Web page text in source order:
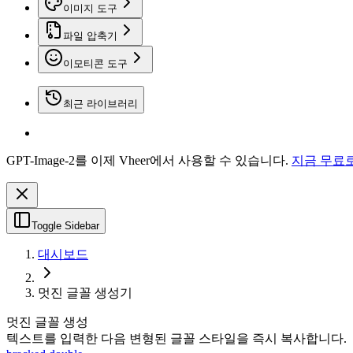
이미지 도구
파일 압축기
이모티콘 도구
최근 라이브러리
GPT-Image-2를 이제 Vheer에서 사용할 수 있습니다. 지금 무료
Toggle Sidebar
대시보드
멋진 글꼴 생성기
멋진 글꼴 생성
텍스트를 입력한 다음 변형된 글꼴 스타일을 즉시 복사합니다.